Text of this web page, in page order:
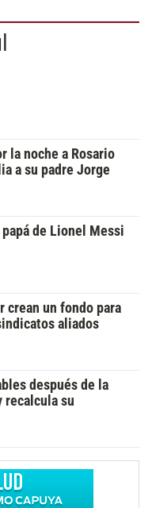
la noche a Rosario
a su padre Jorge
de Lionel Messi
crean un fondo para
aliados
después de la
recalcula su